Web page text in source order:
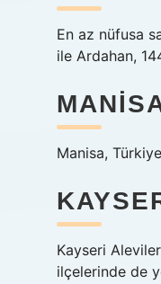
En az nüfusa
ile Ardahan,
Manisa,
Kayseri
ilçelerinde de